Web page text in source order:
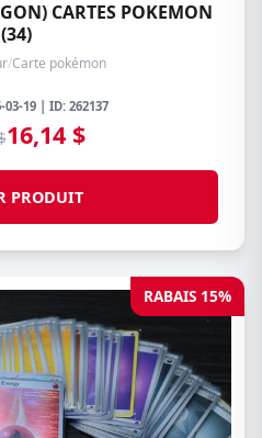
CARTES POKEMON
(34)
/Carte pokémon
19 | ID: 262137
16,14 $
PRODUIT
RABAIS 15%